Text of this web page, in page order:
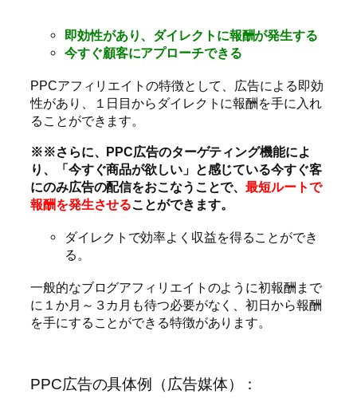
即効性があり、ダイレクトに報酬が発生する
今すぐ顧客にアプローチできる
PPCアフィリエイトの特徴として、広告による即効
性があり、１日目からダイレクトに報酬を手に入れ
ることができます。
※※さらに、PPC広告のターゲティング機能によ
り、「今すぐ商品が欲しい」と感じている今すぐ客
にのみ広告の配信をおこなうことで、最短ルートで
報酬を発生させることができます。
ダイレクトで効率よく収益を得ることができ
る。
一般的なブログアフィリエイトのように初報酬まで
に１か月～３カ月も待つ必要がなく、初日から報酬
を手にすることができる特徴があります。
PPC広告の具体例（広告媒体）：